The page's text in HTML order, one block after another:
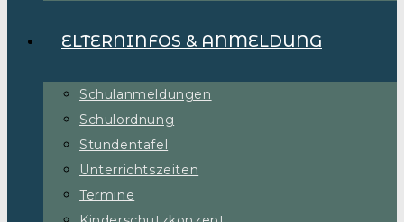
ELTERNINFOS & ANMELDUNG
Schulanmeldungen
Schulordnung
Stundentafel
Unterrichtszeiten
Termine